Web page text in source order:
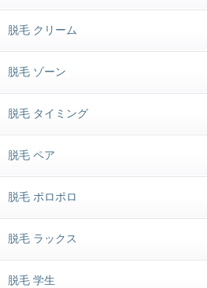
脱毛 クリーム
脱毛 ゾーン
脱毛 タイミング
脱毛 ペア
脱毛 ポロポロ
脱毛 ラックス
脱毛 学生